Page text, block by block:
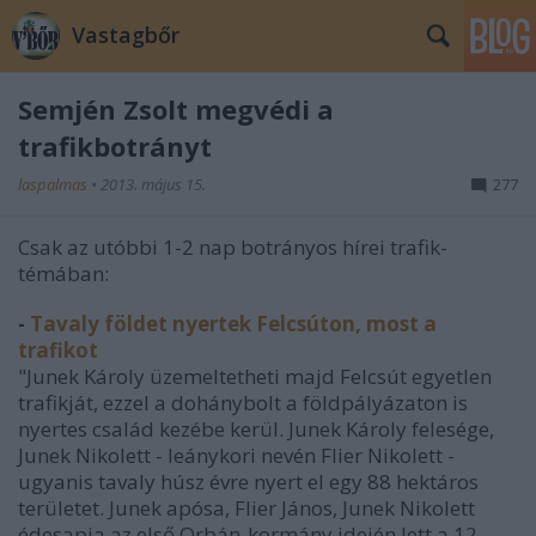
Vastagbőr
Semjén Zsolt megvédi a
trafikbotrányt
laspalmas • 2013. május 15. 277
Csak az utóbbi 1-2 nap botrányos hírei trafik-
témában:
- Tavaly földet nyertek Felcsúton, most a
trafikot
"Junek Károly üzemeltetheti majd Felcsút egyetlen
trafikját, ezzel a dohánybolt a földpályázaton is
nyertes család kezébe kerül. Junek Károly felesége,
Junek Nikolett - leánykori nevén Flier Nikolett -
ugyanis tavaly húsz évre nyert el egy 88 hektáros
területet. Junek apósa, Flier János, Junek Nikolett